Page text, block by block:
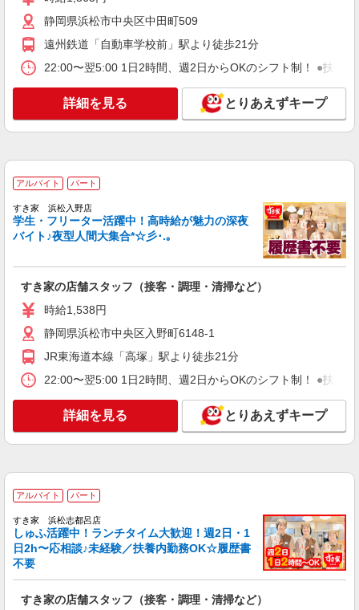
中央区村櫛町字志津ノ前4620）
キープ 詳細を見る
アルバイト パート
コンパスグループ・ジャパン株式会社 21503_p
調理員【アルバイト・パート】
キープ 詳細を見る
すき家 イオンモール浜松市野店
すき家の店舗スタッフ（接客・調理・清掃な
時給1,250円 ※高校生時給1,100円
静岡県浜松市中央区天王町字諏訪1981-3イオン
モール 浜松市野ショッピングセンター2F
キープ 詳細を見る
すき家の店舗スタッフ（接客・調理・清掃な
静岡県浜松市中央区中田町509
詳細を見る
アルバイト パート
静岡県浜松市中央区中田町509
遠州鉄道「自動車学校前」駅より徒歩21分
22:00〜翌5:00 1日2時間、週2日からOKのシフト制！ ●扶養
詳細を見る とりあえずキープ
アルバイト パート
すき家 浜松入野店
学生・フリーター活躍中！高時給が魅力の深夜
バイト♪夜型人間大集合*☆彡･.｡
すき家の店舗スタッフ（接客・調理・清掃など）
時給1,538円
静岡県浜松市中央区入野町6148-1
JR東海道本線「高塚」駅より徒歩21分
22:00〜翌5:00 1日2時間、週2日からOKのシフト制！ ●扶養
詳細を見る とりあえずキープ
アルバイト パート
すき家 浜松志都呂店
しゅふ活躍中！ランチタイム大歓迎！週2日・1
日2h〜応相談♪未経験／扶養内勤務OK☆履歴書
不要
すき家の店舗スタッフ（接客・調理・清掃など）